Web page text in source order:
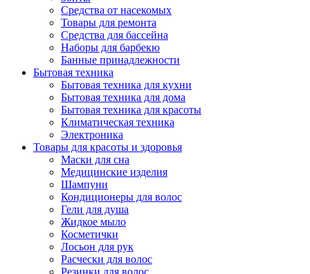
Средства от насекомых
Товары для ремонта
Средства для бассейна
Наборы для барбекю
Банные принадлежности
Бытовая техника
Бытовая техника для кухни
Бытовая техника для дома
Бытовая техника для красоты
Климатическая техника
Электроника
Товары для красоты и здоровья
Маски для сна
Медицинские изделия
Шампуни
Кондиционеры для волос
Гели для душа
Жидкое мыло
Косметички
Лосьон для рук
Расчески для волос
Резинки для волос